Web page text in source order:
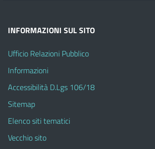
INFORMAZIONI SUL SITO
Ufficio Relazioni Pubblico
Informazioni
Accessibilità D.Lgs 106/18
Sitemap
Elenco siti tematici
Vecchio sito